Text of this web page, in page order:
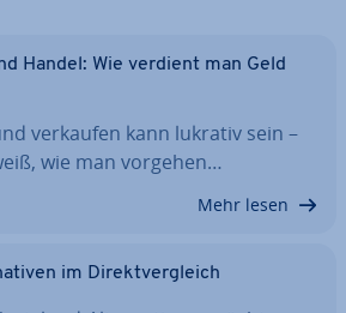
Handel: Wie verdient man Geld
verkaufen kann lukrativ sein –
wie man vorgehen…
Mehr lesen
im Di­rekt­ver­gleich